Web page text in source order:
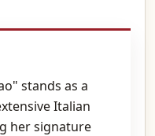
stands as a
Italian
her signature